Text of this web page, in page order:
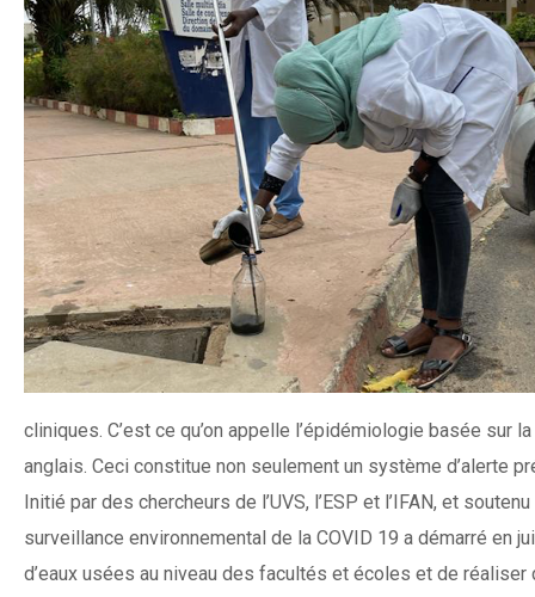
cliniques. C’est ce qu’on appelle l’épidémiologie basée
anglais. Ceci constitue non seulement un système d’alerte
Initié par des chercheurs de l’UVS, l’ESP et l’IFAN, et
surveillance environnemental de la COVID 19 a démarré en
d’eaux usées au niveau des facultés et écoles et de